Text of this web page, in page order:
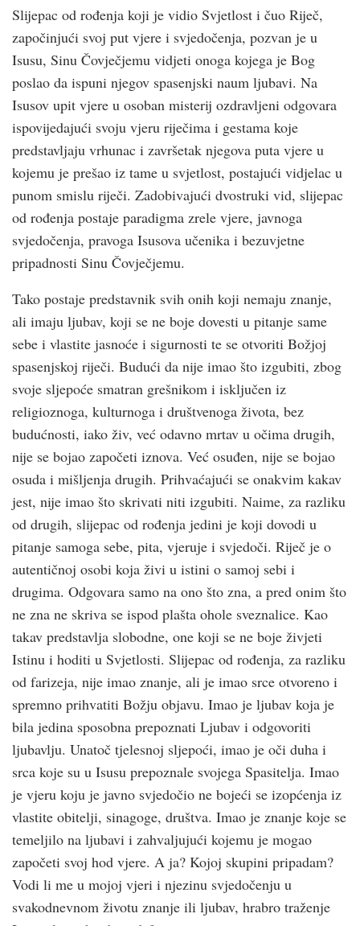
Slijepac od rođenja koji je vidio Svjetlost i čuo Riječ,
započinjući svoj put vjere i svjedočenja, pozvan je u
Isusu, Sinu Čovječjemu vidjeti onoga kojega je Bog
poslao da ispuni njegov spasenjski naum ljubavi. Na
Isusov upit vjere u osoban misterij ozdravljeni odgovara
ispovijedajući svoju vjeru riječima i gestama koje
predstavljaju vrhunac i završetak njegova puta vjere u
kojemu je prešao iz tame u svjetlost, postajući vidjelac u
punom smislu riječi. Zadobivajući dvostruki vid, slijepac
od rođenja postaje paradigma zrele vjere, javnoga
svjedočenja, pravoga Isusova učenika i bezuvjetne
pripadnosti Sinu Čovječjemu.
Tako postaje predstavnik svih onih koji nemaju znanje,
ali imaju ljubav, koji se ne boje dovesti u pitanje same
sebe i vlastite jasnoće i sigurnosti te se otvoriti Božjoj
spasenjskoj riječi. Budući da nije imao što izgubiti, zbog
svoje sljepoće smatran grešnikom i isključen iz
religioznoga, kulturnoga i društvenoga života, bez
budućnosti, iako živ, već odavno mrtav u očima drugih,
nije se bojao započeti iznova. Već osuđen, nije se bojao
osuda i mišljenja drugih. Prihvaćajući se onakvim kakav
jest, nije imao što skrivati niti izgubiti. Naime, za razliku
od drugih, slijepac od rođenja jedini je koji dovodi u
pitanje samoga sebe, pita, vjeruje i svjedoči. Riječ je o
autentičnoj osobi koja živi u istini o samoj sebi i
drugima. Odgovara samo na ono što zna, a pred onim što
ne zna ne skriva se ispod plašta ohole sveznalice. Kao
takav predstavlja slobodne, one koji se ne boje živjeti
Istinu i hoditi u Svjetlosti. Slijepac od rođenja, za razliku
od farizeja, nije imao znanje, ali je imao srce otvoreno i
spremno prihvatiti Božju objavu. Imao je ljubav koja je
bila jedina sposobna prepoznati Ljubav i odgovoriti
ljubavlju. Unatoč tjelesnoj sljepoći, imao je oči duha i
srca koje su u Isusu prepoznale svojega Spasitelja. Imao
je vjeru koju je javno svjedočio ne bojeći se izopćenja iz
vlastite obitelji, sinagoge, društva. Imao je znanje koje se
temeljilo na ljubavi i zahvaljujući kojemu je mogao
započeti svoj hod vjere. A ja? Kojoj skupini pripadam?
Vodi li me u mojoj vjeri i njezinu svjedočenju u
svakodnevnom životu znanje ili ljubav, hrabro traženje